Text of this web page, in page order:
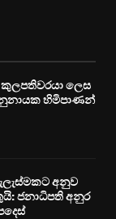
ලෙස
හිමිපාණන්
අනුව
ජනාධිපති අනුර